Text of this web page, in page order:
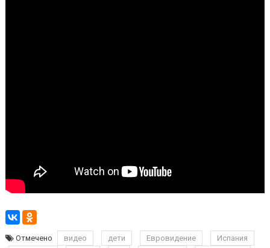
Отмечено видео дети Евровидение Испания